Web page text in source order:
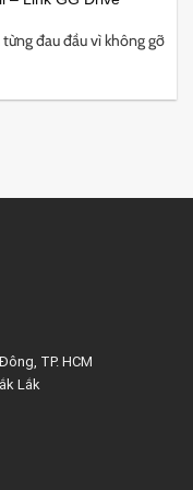
đau đầu vì không gỡ
TP. HCM
Lắk